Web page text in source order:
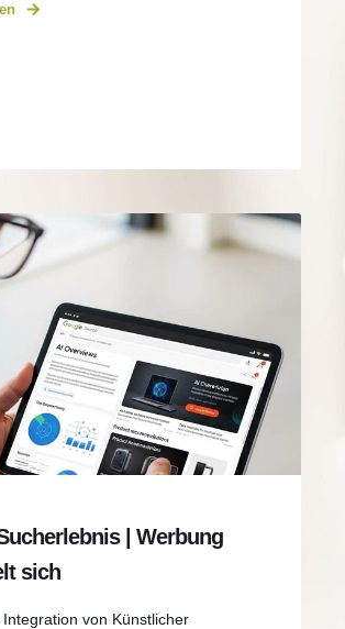
| Werbung
sich
von Künstlicher